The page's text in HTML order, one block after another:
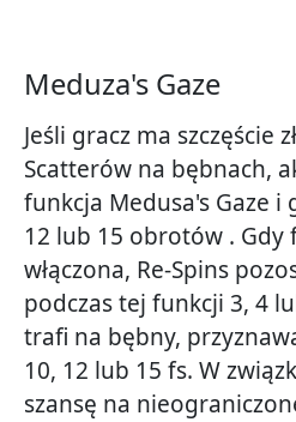
Meduza's Gaze
Jeśli gracz ma szczęście
Scatterów na bębnach,
funkcja Medusa's Gaze i
12 lub 15 obrotów . Gdy
włączona, Re-Spins
podczas tej funkcji 3, 4
trafi na bębny,
10, 12 lub 15 fs. W
szansę na